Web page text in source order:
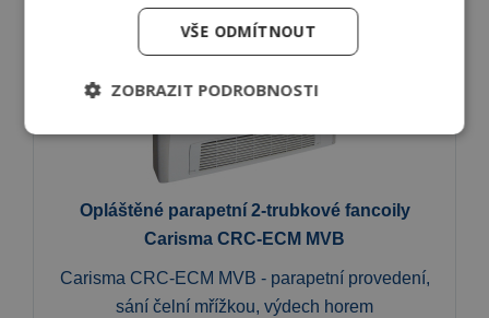
Opláštěné parapetní 2-trubkové fancoily
Carisma CRC-ECM MVB
Carisma CRC-ECM MVB - parapetní provedení,
sání čelní mřížkou, výdech horem
VŠE ODMÍTNOUT
ZOBRAZIT PODROBNOSTI